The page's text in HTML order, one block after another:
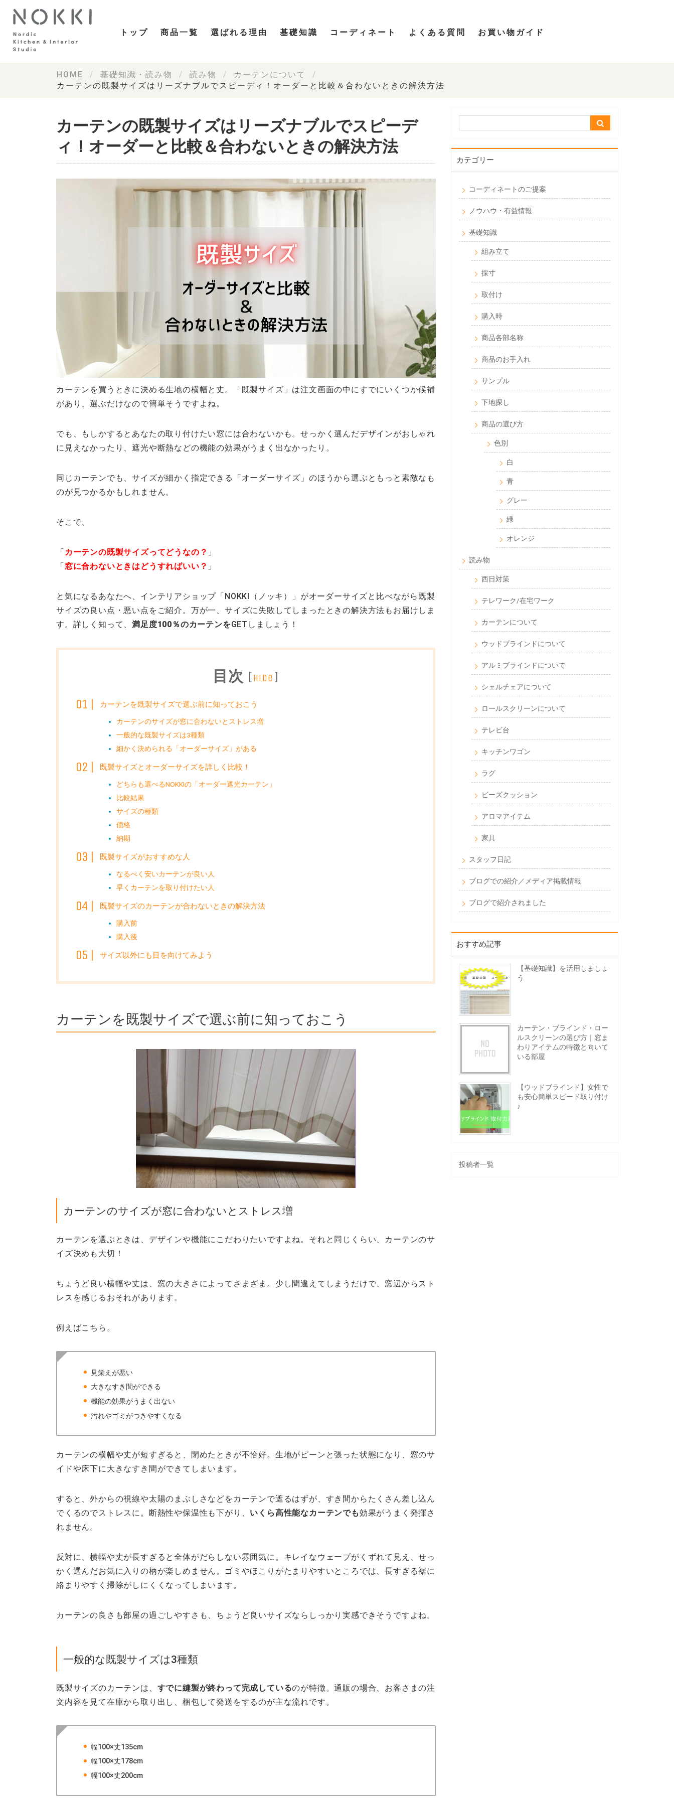
トップ 商品一覧 選ばれる理由 基礎知識 コーディネート よくある質問 お買い物ガイド
HOME 基礎知識・読み物 読み物
カーテンについて
カーテンの既製サイズはリーズナブルでスピーディ！オーダーと比較＆合わないときの解決方法
カーテンの既製サイズはリーズナブルでスピーデ
ィ！オーダーと比較＆合わないときの解決方法
カーテンを買うときに決める生地の横幅と丈。「既製サイズ」は注文画面の中にすでにいくつか候補
があり、選ぶだけなので簡単そうですよね。
でも、もしかするとあなたの取り付けたい窓には合わないかも。せっかく選んだデザインがおしゃれ
に見えなかったり、遮光や断熱などの機能の効果がうまく出なかったり。
同じカーテンでも、サイズが細かく指定できる「オーダーサイズ」のほうから選ぶともっと素敵なも
のが見つかるかもしれません。
そこで、
「 カーテンの既製サイズってどうなの？ 」
「 窓に合わないときはどうすればいい？ 」
と気になるあなたへ、インテリアショップ「NOKKI（ノッキ）」がオーダーサイズと比べながら既製
サイズの良い点・悪い点をご紹介。万が一、サイズに失敗してしまったときの解決方法もお届けしま
す。詳しく知って、満足度100％のカーテンをGETしましょう！
目次 [hide ]
カーテンを既製サイズで選ぶ前に知っておこう
カーテンのサイズが窓に合わないとストレス増
一般的な既製サイズは3種類
細かく決められる「オーダーサイズ」がある
既製サイズとオーダーサイズを詳しく比較！
どちらも選べるNOKKIの「オーダー遮光カーテン」
比較結果
サイズの種類
価格
納期
既製サイズがおすすめな人
なるべく安いカーテンが良い人
早くカーテンを取り付けたい人
既製サイズのカーテンが合わないときの解決方法
購入前
購入後
サイズ以外にも目を向けてみよう
カーテンを既製サイズで選ぶ前に知っておこう
カーテンのサイズが窓に合わないとストレス増
カーテンを選ぶときは、デザインや機能にこだわりたいですよね。それと同じくらい、カーテンのサ
イズ決めも大切！
ちょうど良い横幅や丈は、窓の大きさによってさまざま。少し間違えてしまうだけで、窓辺からスト
レスを感じるおそれがあります。
例えばこちら。
見栄えが悪い
大きなすき間ができる
機能の効果がうまく出ない
汚れやゴミがつきやすくなる
カーテンの横幅や丈が短すぎると、閉めたときが不恰好。生地がピーンと張った状態になり、窓のサ
イドや床下に大きなすき間ができてしまいます。
すると、外からの視線や太陽のまぶしさなどをカーテンで遮るはずが、すき間からたくさん差し込ん
でくるのでストレスに。断熱性や保温性も下がり、 いくら高性能なカーテンでも効果がうまく発揮さ
れません。
反対に、横幅や丈が長すぎると全体がだらしない雰囲気に。キレイなウェーブがくずれて見え、せっ
かく選んだお気に入りの柄が楽しめません。ゴミやほこりがたまりやすいところでは、長すぎる裾に
絡まりやすく掃除がしにくくなってしまいます。
カーテンの良さも部屋の過ごしやすさも、ちょうど良いサイズならしっかり実感できそうですよね。
一般的な既製サイズは3種類
既製サイズのカーテンは、 すでに縫製が終わって完成しているのが特徴。通販の場合、お客さまの注
文内容を見て在庫から取り出し、梱包して発送をするのが主な流れです。
幅100×丈135cm
幅100×丈178cm
幅100×丈200cm
カテゴリー
コーディネートのご提案
ノウハウ・有益情報
基礎知識
組み立て
採寸
取付け
購入時
商品各部名称
商品のお手入れ
サンプル
下地探し
商品の選び方
色別
白
青
グレー
緑
オレンジ
読み物
西日対策
テレワーク/在宅ワーク
カーテンについて
ウッドブラインドについて
アルミブラインドについて
シェルチェアについて
ロールスクリーンについて
テレビ台
キッチンワゴン
ラグ
ビーズクッション
アロマアイテム
家具
スタッフ日記
ブログでの紹介／メディア掲載情報
ブログで紹介されました
おすすめ記事
【基礎知識】を活用しましょ
う
カーテン・ブラインド・ロー
ルスクリーンの選び方｜窓ま
わりアイテムの特徴と向いて
いる部屋
【ウッドブラインド】女性で
も安心簡単スピード取り付け
♪
投稿者一覧